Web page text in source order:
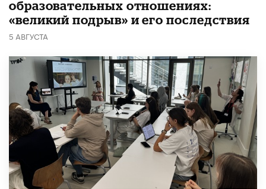
образовательных отношениях:
«великий подрыв» и его последствия
5 АВГУСТА